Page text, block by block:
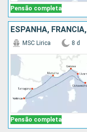
Pensão completa
ESPANHA,
Pensão completa
MSC Lirica 8 d